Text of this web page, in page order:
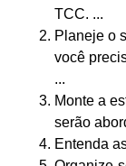
TCC. ...
Planeje o
você
...
Monte a
serão
Entenda